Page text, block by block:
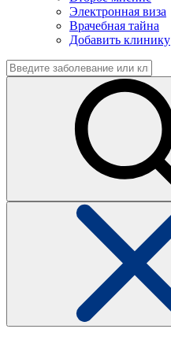
Электронная виза
Врачебная тайна
Добавить клинику